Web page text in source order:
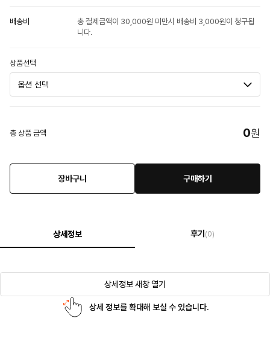
배송비
총 결제금액이 30,000원 미만시 배송비 3,000원이 청구됩
니다.
상품선택
총 상품 금액 0원
장바구니 구매하기
상세정보 후기 (0)
상세정보 새창 열기
상세 정보를 확대해 보실 수 있습니다.